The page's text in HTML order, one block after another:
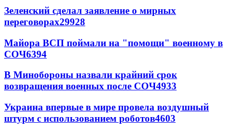
Зеленский сделал заявление о мирных
переговорах29928
Майора ВСП поймали на "помощи" военному в
СОЧ6394
В Минобороны назвали крайний срок
возвращения военных после СОЧ4933
Украина впервые в мире провела воздушный
штурм с использованием роботов4603